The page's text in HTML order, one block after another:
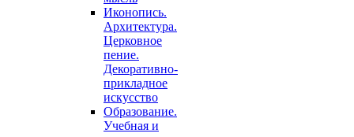
Иконопись.
Архитектура.
Церковное
пение.
Декоративно-
прикладное
искусство
Образование.
Учебная и